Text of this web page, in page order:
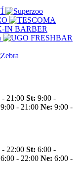
- 21:00 St: 9:00 -
9:00 - 21:00 Ne: 9:00 -
- 22:00 St: 6:00 -
6:00 - 22:00 Ne: 6:00 -